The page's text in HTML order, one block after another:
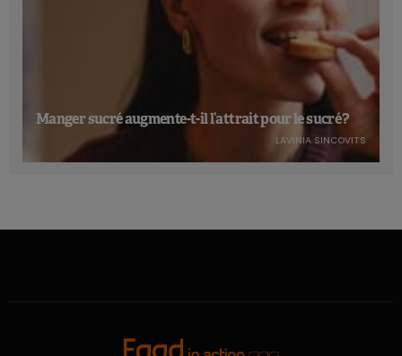
Manger sucré augmente-t-il l’attrait pour le sucré ?
LAVINIA SINCOVITS